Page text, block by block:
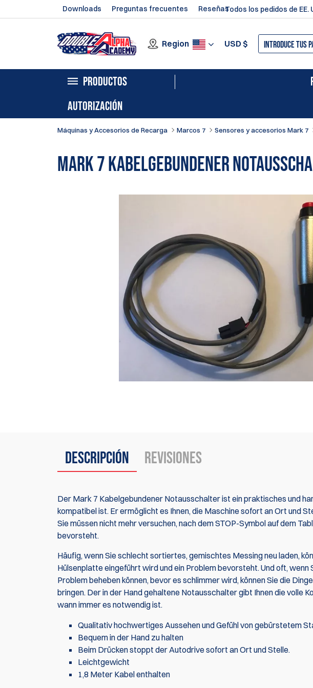
Downloads Preguntas frecuentes ReseñasTodos los pedidos de EE.
Region USD $
PRODUCTOS
AUTORIZACIÓN
Máquinas y Accesorios de Recarga Marcos 7 Sensores y accesorios Mark 7
Mark 7 Kabelgebundener
Descripción Revisiones
Der Mark 7 Kabelgebundener Notausschalter ist ein praktisches und
kompatibel ist. Er ermöglicht es Ihnen, die Maschine sofort an Ort und
Sie müssen nicht mehr versuchen, nach dem STOP-Symbol auf dem
bevorsteht.
Häufig, wenn Sie schlecht sortiertes, gemischtes Messing neu laden,
Hülsenplatte eingeführt wird und ein Problem bevorsteht. Und oft, wenn
Problem beheben können, bevor es schlimmer wird, können Sie die
bringen. Der in der Hand gehaltene Notausschalter gibt Ihnen die volle
wann immer es notwendig ist.
Qualitativ hochwertiges Aussehen und Gefühl von gebürstetem
Bequem in der Hand zu halten
Beim Drücken stoppt der Autodrive sofort an Ort und Stelle.
Leichtgewicht
1,8 Meter Kabel enthalten